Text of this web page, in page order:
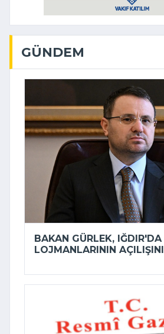
GÜNDEM
BAKAN GÜRLEK,
LOJMANLARININ